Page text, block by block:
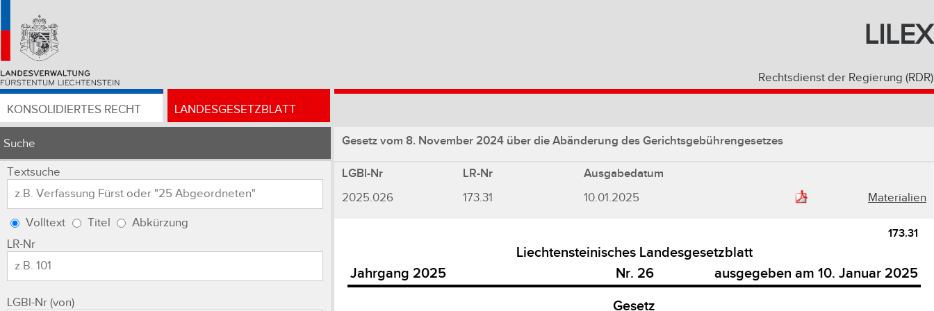
LILEX
Rechtsdienst der Regierung (RDR)
KONSOLIDIERTES RECHT LANDESGESETZBLATT
Suche
Textsuche
Volltext Titel
Abkürzung
LR-Nr
LGBl-Nr (von)
Gesetz vom 8. November 2024 über die Abänderung des Gerichtsgebührengesetzes
LGBl-Nr LR-Nr Ausgabedatum
2025.026 173.31 10.01.2025 Materialien